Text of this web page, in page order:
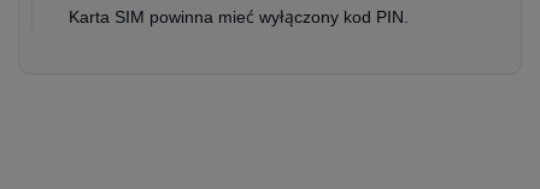
Karta SIM powinna mieć wyłączony kod PIN.